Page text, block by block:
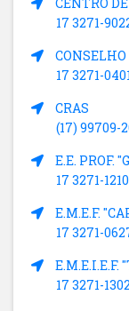
17 3271-
17 3271-
CRAS
(17) 99709-
E.E. PROF.
17 3271-1210
E.M.E.F.
17 3271-
E.M.E.I.E.F.
17 3271-1302